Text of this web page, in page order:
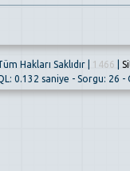
Hakları Saklıdır | 1466
0.132 saniye - Sorgu: 26